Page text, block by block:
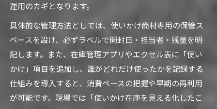
運用のカギとなります。
具体的な管理方法としては、使いかけ商材専用の保管ス
ペースを設け、必ずラベルで開封日・担当者・残量を明
記します。また、在庫管理アプリやエクセル表に「使い
かけ」項目を追加し、誰がどれだけ使ったかを記録する
仕組みを導入すると、消費ペースの把握や早期の再利用
が可能です。現場では「使いかけ在庫を見える化したこ